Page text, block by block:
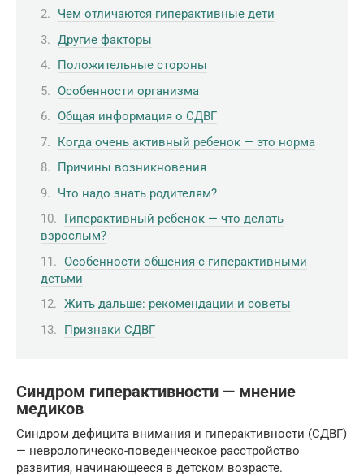
Чем отличаются гиперактивные дети
Другие факторы
Положительные стороны
Особенности организма
Общая информация о СДВГ
Когда очень активный ребенок — это норма
Причины возникновения
Что надо знать родителям?
Гиперактивный ребенок — что делать
взрослым?
Особенности общения с гиперактивными
детьми
Жить дальше: рекомендации и советы
Признаки СДВГ
Синдром гиперактивности — мнение
медиков
Синдром дефицита внимания и гиперактивности (СДВГ)
— неврологическо-поведенческое расстройство
развития, начинающееся в детском возрасте.